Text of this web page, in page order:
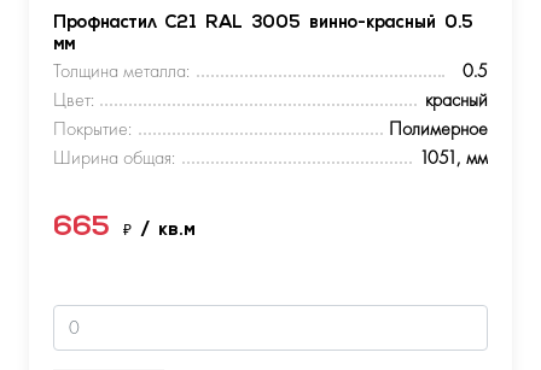
Профнастил С21 RAL 3005 винно-красный 0.5
мм
Толщина металла:
0.5
Цвет:
красный
Покрытие:
Полимерное
Ширина общая:
1051, мм
665 ₽ / кв.м